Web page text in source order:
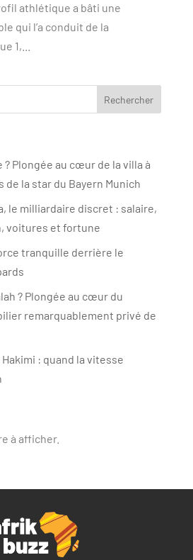
athlétique a bâti une
qui l’a conduit de la
1,...
Rechercher
? Plongée au cœur de la villa à
de la star du Bayern Munich
le milliardaire discret : salaire,
voitures et fortune
tranquille derrière le
? Plongée au cœur du
remarquablement privé de
Hakimi : quand la vitesse
à afficher.